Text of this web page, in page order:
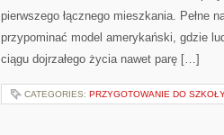
pierwszego łącznego mieszkania. Pełne
przypominać model amerykański, gdzie
ciągu dojrzałego życia nawet parę […]
CATEGORIES: PRZYGOTOWANIE DO